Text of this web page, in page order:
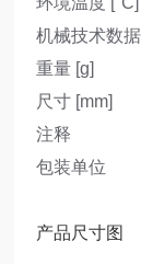
机械技术数据
重量 [g]
尺寸 [mm]
注释
包装单位
产品尺寸图